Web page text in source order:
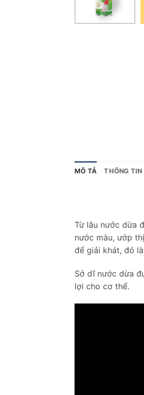
MÔ TẢ THÔNG TIN
Từ lâu nước dừa
nước màu, ướp
để giải khát, đó
Sở dĩ nước dừa
lợi cho cơ thể.